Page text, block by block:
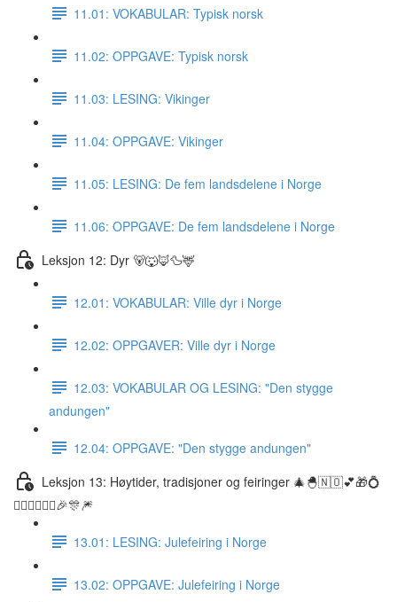
11.01: VOKABULAR: Typisk norsk
11.02: OPPGAVE: Typisk norsk
11.03: LESING: Vikinger
11.04: OPPGAVE: Vikinger
11.05: LESING: De fem landsdelene i Norge
11.06: OPPGAVE: De fem landsdelene i Norge
Leksjon 12: Dyr 🐻🐺🦊🦆🦌
12.01: VOKABULAR: Ville dyr i Norge
12.02: OPPGAVER: Ville dyr i Norge
12.03: VOKABULAR OG LESING: "Den stygge
andungen"
12.04: OPPGAVE: "Den stygge andungen"
Leksjon 13: Høytider, tradisjoner og feiringer 🎄🐣🇳🇴💕🎁💍
👰🏼‍♀️🤵🏽‍♂️🎉🎊🎆
13.01: LESING: Julefeiring i Norge
13.02: OPPGAVE: Julefeiring i Norge